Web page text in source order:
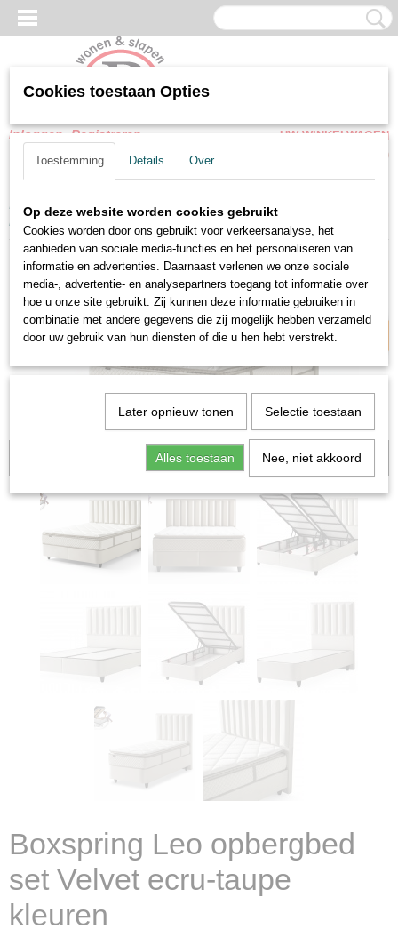
Inloggen Registreren
UW WINKELWAGEN
(0)
Home > Opbergbedden > Snel leverbare Opbergbedden met
matras
Boxspring Leo opbergbed set Velvet ecru-taupe kleuren
Aanbieding
Snel leverbaar
Boxspring Leo opbergbed
set Velvet ecru-taupe
kleuren
Cookies toestaan Opties
Toestemming Details Over
Op deze website worden cookies gebruikt
Cookies worden door ons gebruikt voor verkeersanalyse, het
aanbieden van sociale media-functies en het personaliseren van
informatie en advertenties. Daarnaast verlenen we onze sociale
media-, advertentie- en analysepartners toegang tot informatie over
hoe u onze site gebruikt. Zij kunnen deze informatie gebruiken in
combinatie met andere gegevens die zij mogelijk hebben verzameld
door uw gebruik van hun diensten of die u hen hebt verstrekt.
Later opnieuw tonen Selectie toestaan
Alles toestaan Nee, niet akkoord